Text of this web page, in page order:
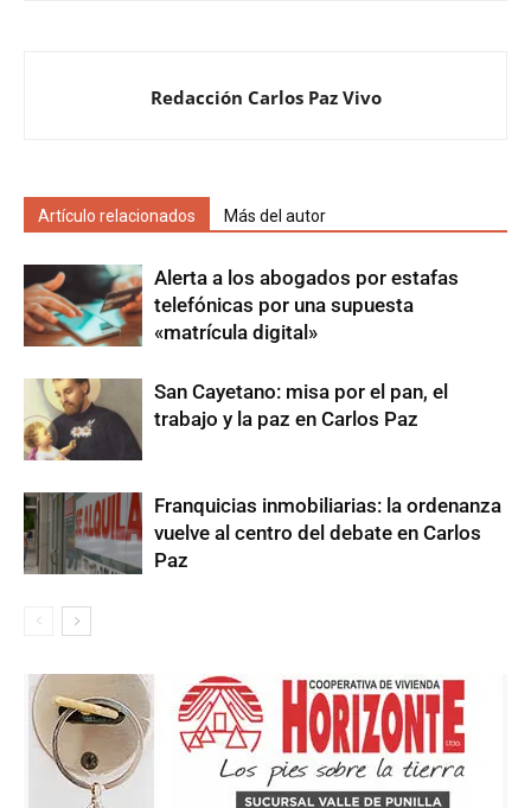
Redacción Carlos Paz Vivo
Artículo relacionados Más del autor
Alerta a los abogados por estafas
telefónicas por una supuesta
«matrícula digital»
San Cayetano: misa por el pan, el
trabajo y la paz en Carlos Paz
Franquicias inmobiliarias: la ordenanza
vuelve al centro del debate en Carlos
Paz